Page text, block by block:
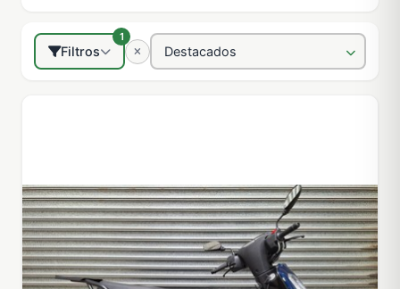
Filtros
1